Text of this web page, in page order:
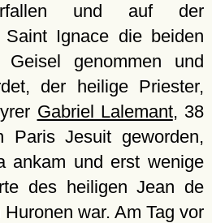
und auf der
Saint Ignace die beiden
Geisel genommen und
der heilige Priester,
Gabriel Lalemant, 38
Jesuit geworden,
ankam und erst wenige
des heiligen Jean de
war. Am Tag vor